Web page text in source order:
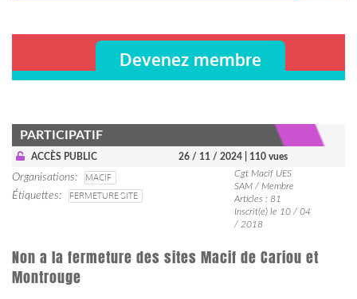
Devenez membre
PARTICIPATIF
ACCÈS PUBLIC 26 / 11 / 2024 | 110 vues
Organisations
MACIF
Étiquettes
FERMETURE SITE
Cgt Macif UES
SAM / Membre
Articles : 81
Inscrit(e) le 10 / 04
/ 2018
Non a la fermeture des sites Macif de Cariou et
Montrouge